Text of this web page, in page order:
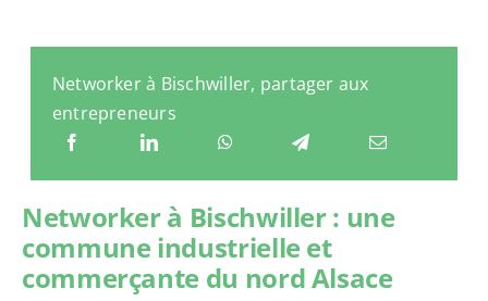
Networker à Bischwiller, partager aux
entrepreneurs
Networker à Bischwiller : une
commune industrielle et
commerçante du nord Alsace